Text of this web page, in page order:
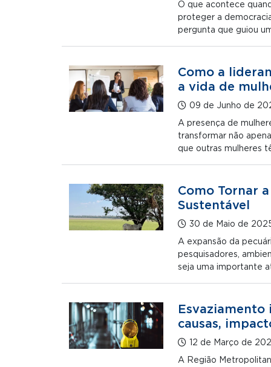
O que acontece
proteger a
pergunta que guiou
Como a
a vida de
09 de Junho de
A presença de
transformar não
que outras mulheres
Como Tornar
Sustentável
30 de Maio de
A expansão da
pesquisadores,
seja uma importante
causas,
12 de Março de
A Região